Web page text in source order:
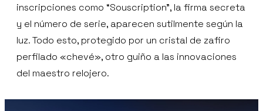
inscripciones como “Souscription”, la firma secreta
y el número de serie, aparecen sutilmente según la
luz. Todo esto, protegido por un cristal de zafiro
perfilado «chevé», otro guiño a las innovaciones
del maestro relojero.